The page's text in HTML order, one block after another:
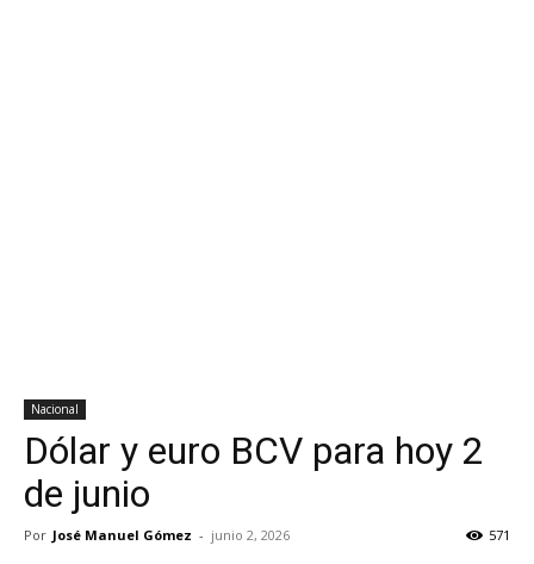
Nacional
Dólar y euro BCV para hoy 2
de junio
Por José Manuel Gómez - junio 2, 2026 571